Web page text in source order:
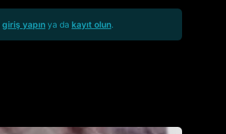
giriş yapın ya da kayıt olun.